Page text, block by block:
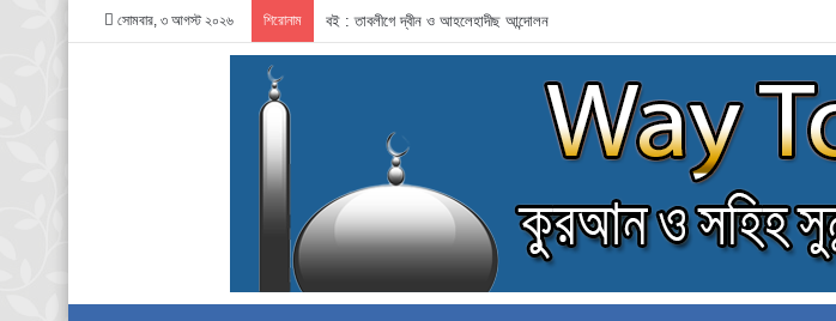
সোমবার, ৩ আগস্ট ২০২৬ শিরোনাম বই : তাবলীগে দ্বীন ও আহলেহাদীছ আন্দোলন